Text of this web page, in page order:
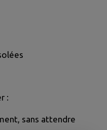
:
sans attendre